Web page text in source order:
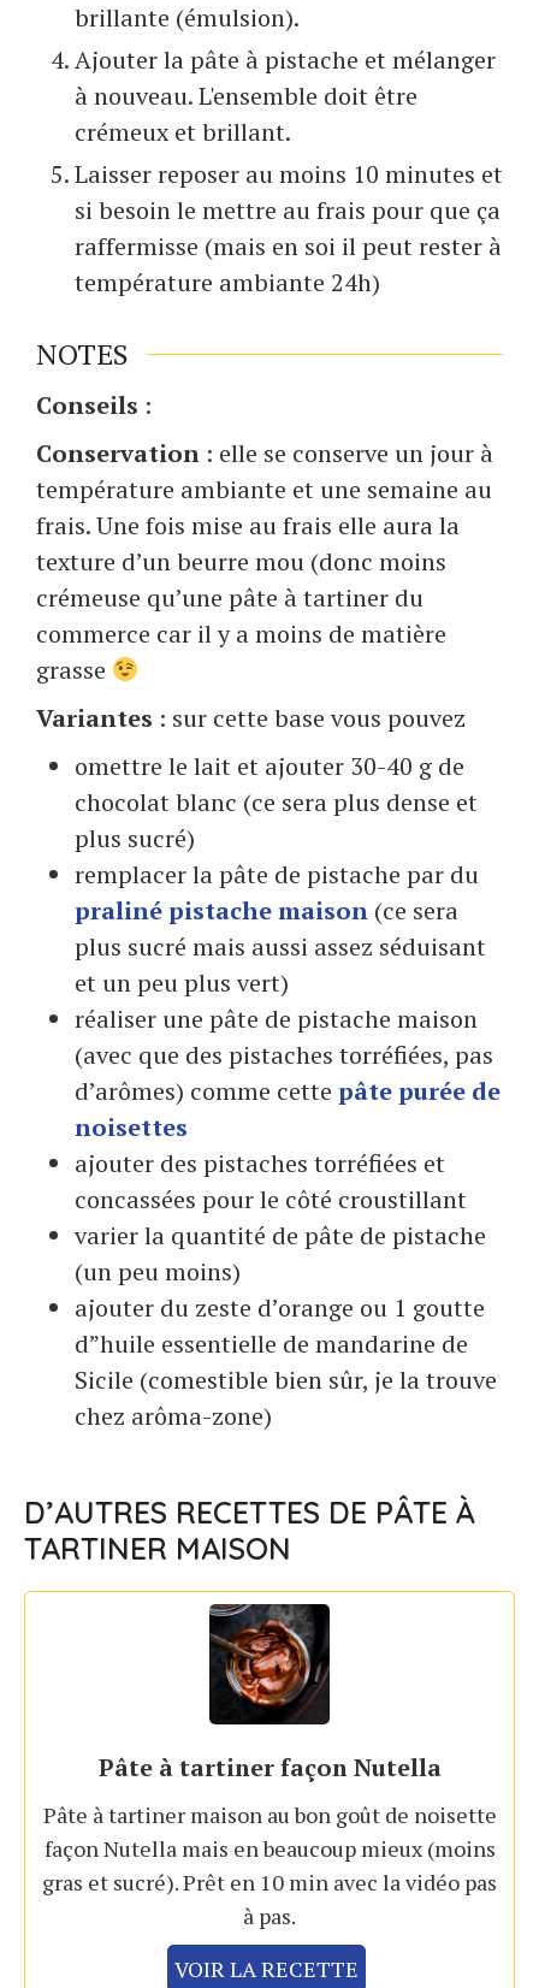
brillante (émulsion).
Ajouter la pâte à pistache et mélanger
à nouveau. L'ensemble doit être
crémeux et brillant.
Laisser reposer au moins 10 minutes et
si besoin le mettre au frais pour que ça
raffermisse (mais en soi il peut rester à
température ambiante 24h)
NOTES
Conseils :
Conservation : elle se conserve un jour à
température ambiante et une semaine au
frais. Une fois mise au frais elle aura la
texture d’un beurre mou (donc moins
crémeuse qu’une pâte à tartiner du
commerce car il y a moins de matière
grasse
Variantes : sur cette base vous pouvez
omettre le lait et ajouter 30-40 g de
chocolat blanc (ce sera plus dense et
plus sucré)
remplacer la pâte de pistache par du
praliné pistache maison (ce sera
plus sucré mais aussi assez séduisant
et un peu plus vert)
réaliser une pâte de pistache maison
(avec que des pistaches torréfiées, pas
d’arômes) comme cette pâte purée de
noisettes
ajouter des pistaches torréfiées et
concassées pour le côté croustillant
varier la quantité de pâte de pistache
(un peu moins)
ajouter du zeste d’orange ou 1 goutte
d”huile essentielle de mandarine de
Sicile (comestible bien sûr, je la trouve
chez arôma-zone)
D’AUTRES RECETTES DE PÂTE À
TARTINER MAISON
Pâte à tartiner façon Nutella
Pâte à tartiner maison au bon goût de noisette
façon Nutella mais en beaucoup mieux (moins
gras et sucré). Prêt en 10 min avec la vidéo pas
à pas.
VOIR LA RECETTE